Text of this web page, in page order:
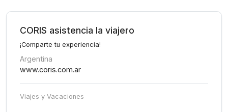
CORIS asistencia la viajero
¡Comparte tu experiencia!
Argentina
www.coris.com.ar
Viajes y Vacaciones